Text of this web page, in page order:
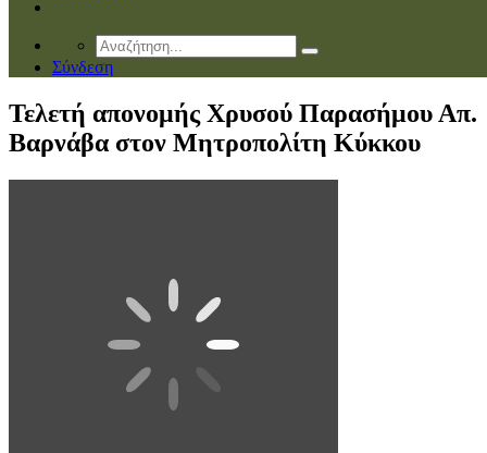
Σύνδεση
Τελετή απονομής Χρυσού Παρασήμου Απ.
Βαρνάβα στον Μητροπολίτη Κύκκου